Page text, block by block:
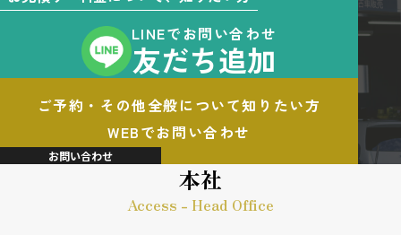
LINEでお問い合わせ
友だち追加
ご予約・その他全般について知りたい方
WEBでお問い合わせ
お問い合わせ
本社
Access - Head Office